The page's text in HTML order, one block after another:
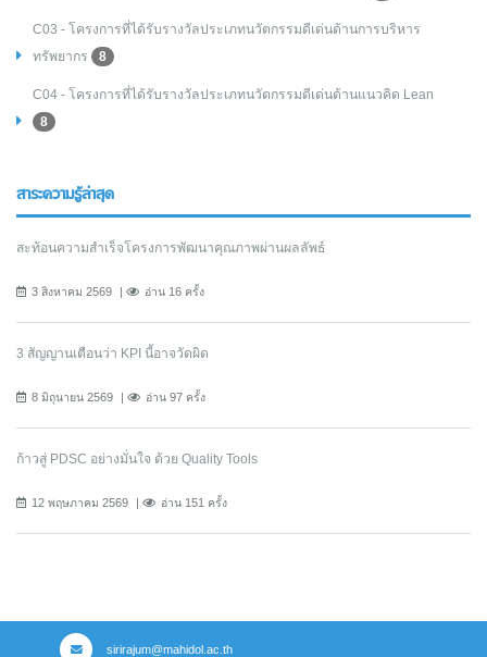
C03 - โครงการที่ได้รับรางวัลประเภทนวัตกรรมดีเด่นด้านการบริหาร
ทรัพยากร
8
C04 - โครงการที่ได้รับรางวัลประเภทนวัตกรรมดีเด่นด้านแนวคิด Lean
8
สาระความรู้ล่าสุด
สะท้อนความสำเร็จโครงการพัฒนาคุณภาพผ่านผลลัพธ์
3 สิงหาคม 2569 อ่าน 16 ครั้ง
3 สัญญานเตือนว่า KPI นี้อาจวัดผิด
8 มิถุนายน 2569 อ่าน 97 ครั้ง
ก้าวสู่ PDSC อย่างมั่นใจ ด้วย Quality Tools
12 พฤษภาคม 2569 อ่าน 151 ครั้ง
sirirajum@mahidol.ac.th